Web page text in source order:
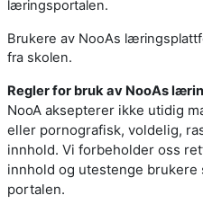
læringsportalen.
Brukere av NooAs
fra skolen.
Regler for bruk av NooAs
NooA aksepterer ikke utidig
eller pornografisk, voldelig,
innhold. Vi forbeholder oss
innhold og utestenge
portalen.